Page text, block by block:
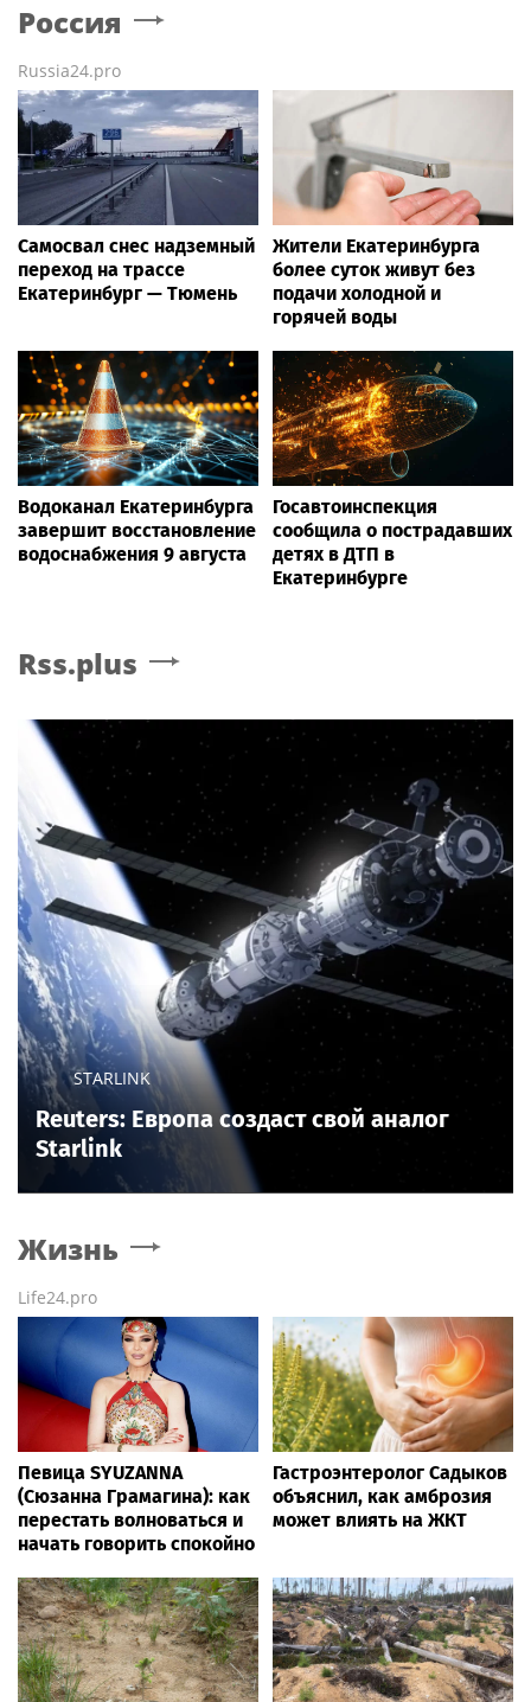
Россия
Russia24.pro
Самосвал снес надземный
переход на трассе
Екатеринбург — Тюмень
Жители Екатеринбурга
более суток живут без
подачи холодной и
горячей воды
Водоканал Екатеринбурга
завершит восстановление
водоснабжения 9 августа
Госавтоинспекция
сообщила о пострадавших
детях в ДТП в
Екатеринбурге
Rss.plus
STARLINK
Reuters: Европа создаст свой аналог
Starlink
Жизнь
Life24.pro
Певица SYUZANNA
(Сюзанна Грамагина): как
перестать волноваться и
начать говорить спокойно
Гастроэнтеролог Садыков
объяснил, как амброзия
может влиять на ЖКТ